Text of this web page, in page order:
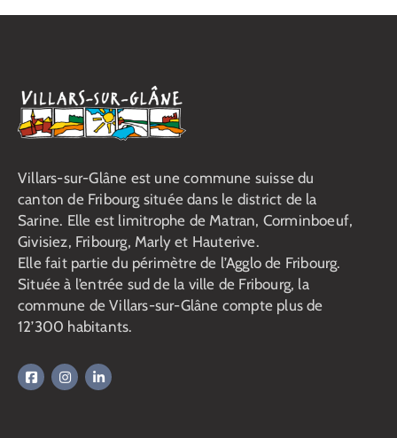
Villars-sur-Glâne est une commune suisse du
canton de Fribourg située dans le district de la
Sarine. Elle est limitrophe de Matran, Corminboeuf,
Givisiez, Fribourg, Marly et Hauterive.
Elle fait partie du périmètre de l’Agglo de Fribourg.
Située à l’entrée sud de la ville de Fribourg, la
commune de Villars-sur-Glâne compte plus de
12’300 habitants.